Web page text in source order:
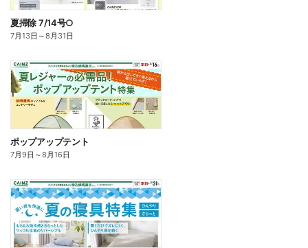
夏掃除 7/14号○
7月13日 ～8月31日
ポップアップテント
7月9日 ～8月16日